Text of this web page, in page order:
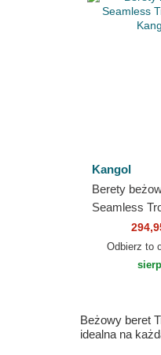
Kangol
Berety
Seamless
Odbierz to
Beżowy beret
idealna na